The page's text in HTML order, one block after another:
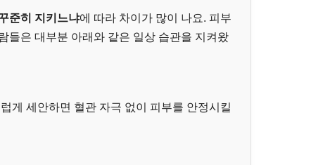
준히 지키느냐에 따라 차이가 많이 나요. 피부
들은 대부분 아래와 같은 일상 습관을 지켜왔
게 세안하면 혈관 자극 없이 피부를 안정시킬